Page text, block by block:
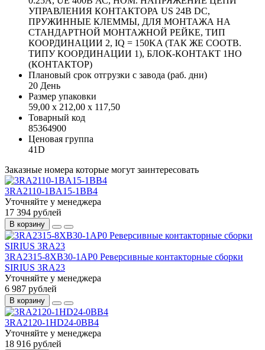
УПРАВЛЕНИЯ КОНТАКТОРА US 24В DC,
ПРУЖИННЫЕ КЛЕММЫ, ДЛЯ МОНТАЖА НА
СТАНДАРТНОЙ МОНТАЖНОЙ РЕЙКЕ, ТИП
КООРДИНАЦИИ 2, IQ = 150KA (ТАК ЖЕ СООТВ.
ТИПУ КООРДИНАЦИИ 1), БЛОК-КОНТАКТ 1НО
(КОНТАКТОР)
Плановый срок отгрузки с завода (раб. дни)
20 День
Размер упаковки
59,00 x 212,00 x 117,50
Товарный код
85364900
Ценовая группа
41D
Заказные номера которые могут заинтересовать
3RA2110-1BA15-1BB4
Уточняйте у менеджера
17 394 рублей
В корзину
3RA2315-8XB30-1AP0 Реверсивные контакторные сборки
SIRIUS 3RA23
Уточняйте у менеджера
6 987 рублей
В корзину
3RA2120-1HD24-0BB4
Уточняйте у менеджера
18 916 рублей